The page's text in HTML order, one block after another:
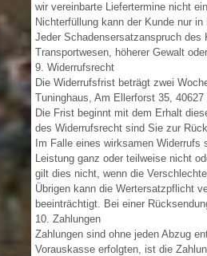
wir vereinbarte Liefertermine nicht
Nichterfüllung kann der Kunde nur
Jeder Schadensersatzanspruch des
Transportwesen, höherer Gewalt
9. Widerrufsrecht
Die Widerrufsfrist beträgt zwei
Tuninghaus, Am Ellerforst 35,
Die Frist beginnt mit dem Erhalt
des Widerrufsrecht sind Sie zur
Im Falle eines wirksamen
Leistung ganz oder teilweise nicht
gilt dies nicht, wenn die
Übrigen kann die Wertersatzpflicht
beeinträchtigt. Bei einer
10. Zahlungen
Zahlungen sind ohne jeden Abzug
Vorauskasse erfolgten, ist die